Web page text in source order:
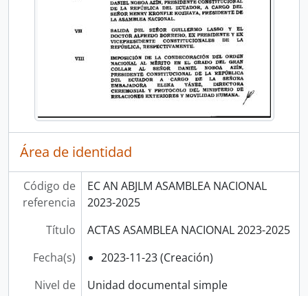
Área de identidad
Código de
referencia
EC AN ABJLM ASAMBLEA NACIONAL
2023-2025
Título
ACTAS ASAMBLEA NACIONAL 2023-2025
Fecha(s)
2023-11-23 (Creación)
Nivel de
Unidad documental simple